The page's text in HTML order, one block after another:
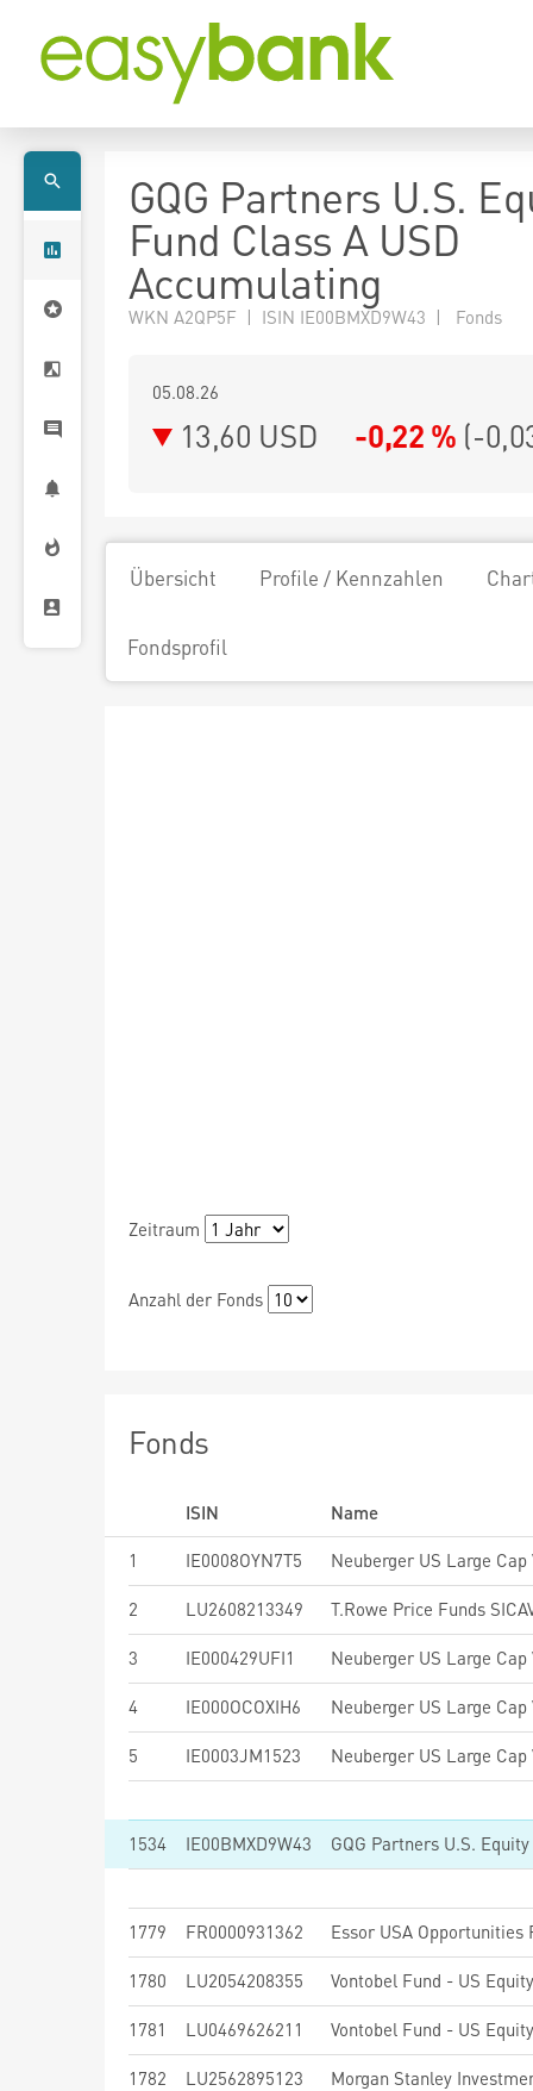
GQG Partners U.S.
Fund Class A USD
Accumulating
WKN A2QP5F | ISIN IE00BMXD9W43 | Fonds
05.08.26
13,60 USD -0,22 % (-
Übersicht Profile / Kennzahlen
Fondsprofil
Zeitraum
Anzahl der Fonds
Fonds
ISIN
Name
1
IE0008OYN7T5
2 LU2608213349
3 IE000429UFI1
4 IE000OCOXIH6
5 IE0003JM1523
1534 IE00BMXD9W43
1779 FR0000931362 Essor USA Opportunities
1780 LU2054208355 Vontobel Fund - US
1781 LU0469626211 Vontobel Fund - US
1782 LU2562895123